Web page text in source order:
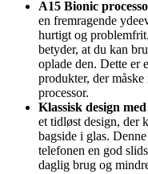
A15 Bionic
en fremragende
hurtigt og
betyder, at du kan
oplade den. Dette er
produkter, der
processor.
Klassisk design
et tidløst design, der
bagside i glas.
telefonen en god
daglig brug og